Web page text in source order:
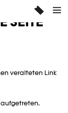
SEITE
veralteten Link
aufgetreten.